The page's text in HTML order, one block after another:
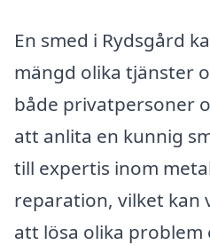
En smed i Rydsgård
mängd olika tjänster
både privatpersoner
att anlita en kunnig
till expertis inom
reparation, vilket kan
att lösa olika problem